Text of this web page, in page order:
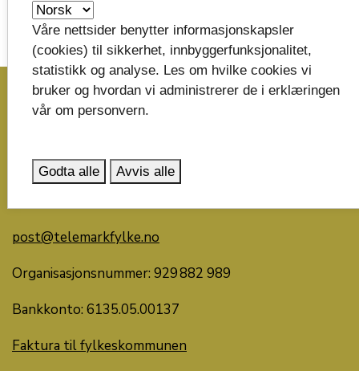
Oppdatert:
06.03.2026 kl.12:16
image_search
Telemark fylkeskommune
Postboks 2844
post@telemarkfylke.no
Organisasjonsnummer: 929 882 989
Bankkonto: 6135.05.00137
Faktura til fylkeskommunen
Våre nettsider benytter informasjonskapsler
(cookies) til sikkerhet, innbyggerfunksjonalitet,
statistikk og analyse. Les om hvilke cookies vi
bruker og hvordan vi administrerer de i erklæringen
vår om personvern.
Godta alle Avvis alle